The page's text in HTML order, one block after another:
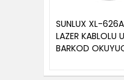
SUNLUX XL-626A
LAZER KABLOLU
BARKOD